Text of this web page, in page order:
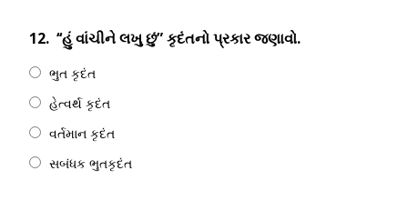
12. ‘‘હું વાંચીને લખુ છું” કૃદંતનો પ્રકાર જણાવો.
ભુત કૃદંત
હેત્વર્થ કૃદંત
વર્તમાન કૃદંત
સબંધક ભુતકૃદંત